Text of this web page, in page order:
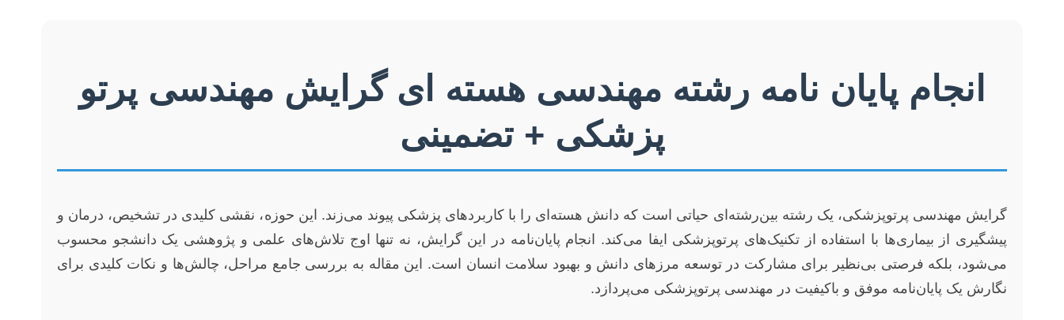
انجام پایان نامه رشته مهندسی هسته ای گرایش مهندسی پرتو
پزشکی + تضمینی
گرایش مهندسی پرتوپزشکی، یک رشته بین‌رشته‌ای حیاتی است که دانش هسته‌ای را با کاربردهای پزشکی پیوند می‌زند. این حوزه، نقشی کلیدی در تشخیص، درمان و
پیشگیری از بیماری‌ها با استفاده از تکنیک‌های پرتوپزشکی ایفا می‌کند. انجام پایان‌نامه در این گرایش، نه تنها اوج تلاش‌های علمی و پژوهشی یک دانشجو محسوب
می‌شود، بلکه فرصتی بی‌نظیر برای مشارکت در توسعه مرزهای دانش و بهبود سلامت انسان است. این مقاله به بررسی جامع مراحل، چالش‌ها و نکات کلیدی برای
نگارش یک پایان‌نامه موفق و باکیفیت در مهندسی پرتوپزشکی می‌پردازد.